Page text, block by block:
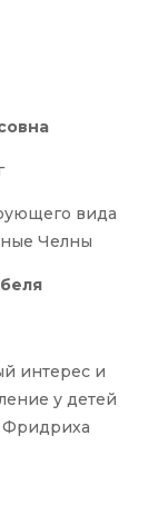
вида
Челны
интерес и
у детей
Фридриха